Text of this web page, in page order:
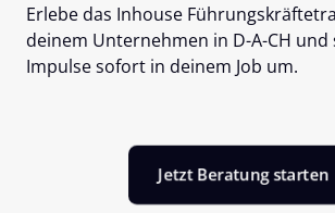
Erlebe das Inhouse
deinem Unternehmen in D-A-CH und
Impulse sofort in deinem Job um.
Jetzt Beratung starten